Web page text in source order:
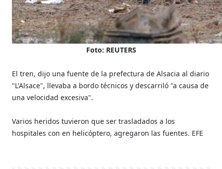
Foto: REUTERS
El tren, dijo una fuente de la prefectura de Alsacia al diario
"L'Alsace", llevaba a bordo técnicos y descarriló "a causa de
una velocidad excesiva".
Varios heridos tuvieron que ser trasladados a los
hospitales con en helicóptero, agregaron las fuentes. EFE